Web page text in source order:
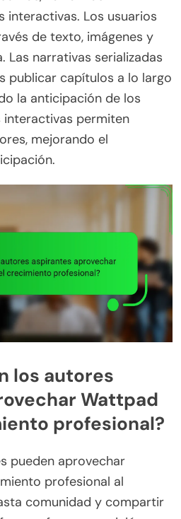
interactivas. Los usuarios
de texto, imágenes y
Las narrativas serializadas
publicar capítulos a lo largo
la anticipación de los
interactivas permiten
mejorando el
los autores
Wattpad
profesional?
pueden aprovechar
profesional al
comunidad y compartir